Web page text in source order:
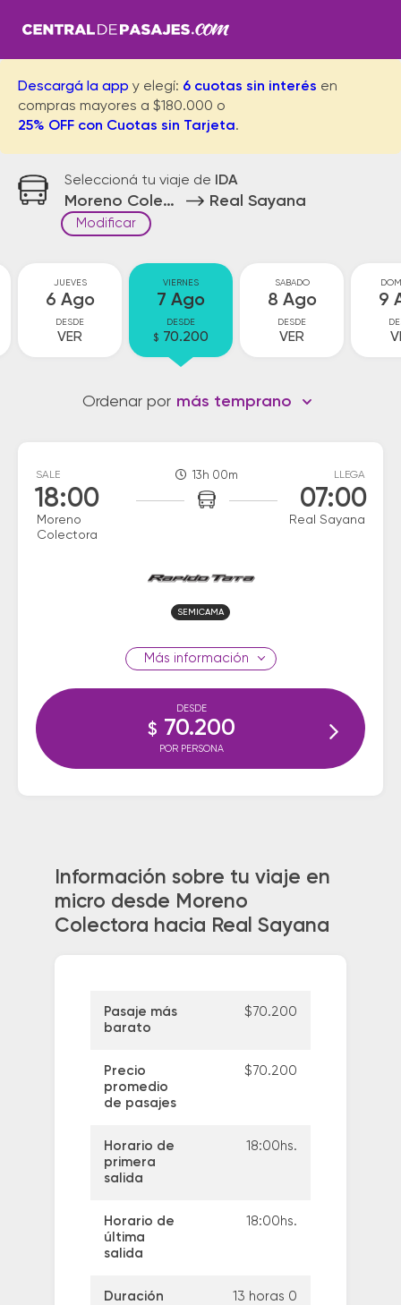
Descargá la app y elegí: 6 cuotas sin interés en
compras mayores a $180.000 o
25% OFF con Cuotas sin Tarjeta.
Seleccioná tu viaje de IDA
Moreno Colectora Real Sayana
Modificar
JUEVES
6 Ago
DESDE
VER
VIERNES
7 Ago
DESDE
$ 70.200
SABADO
8 Ago
DESDE
VER
9
Ordenar por más temprano
SALE
18:00
Moreno
Colectora
13h 00m LLEGA
07:00
Real Sayana
SEMICAMA
información
DESDE
$ 70.200
POR PERSONA
Información sobre tu viaje en
micro desde Moreno
Colectora hacia Real Sayana
Pasaje más
barato
$70.200
Precio
promedio
de pasajes
$70.200
Horario de
primera
salida
18:00hs.
Horario de
última
salida
18:00hs.
Duración
13 horas 0